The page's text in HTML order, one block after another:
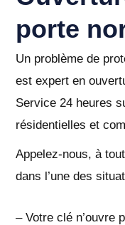
porte
Un problème de
est expert en
Service 24 heures
résidentielles et
Appelez-nous, à
dans l’une des
– Votre clé n’ouvre